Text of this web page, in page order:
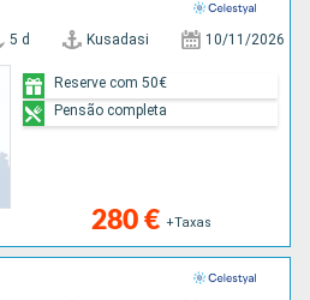
5 d Kusadasi 10/11/2026
280 € +Taxas
Reserve com 50€
Pensão completa